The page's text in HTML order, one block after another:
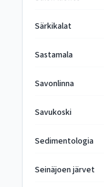
Särkikalat
Sastamala
Savonlinna
Savukoski
Sedimentologia
Seinäjoen järvet